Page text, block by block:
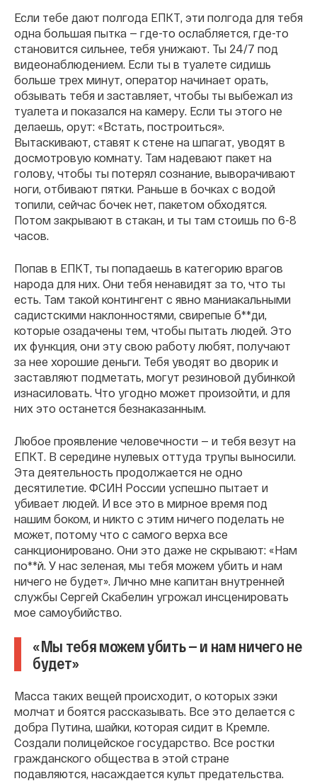
Если тебе дают полгода ЕПКТ, эти полгода для тебя
одна большая пытка — где-то ослабляется, где-то
становится сильнее, тебя унижают. Ты 24/7 под
видеонаблюдением. Если ты в туалете сидишь
больше трех минут, оператор начинает орать,
обзывать тебя и заставляет, чтобы ты выбежал из
туалета и показался на камеру. Если ты этого не
делаешь, орут: «Встать, построиться».
Вытаскивают, ставят к стене на шпагат, уводят в
досмотровую комнату. Там надевают пакет на
голову, чтобы ты потерял сознание, выворачивают
ноги, отбивают пятки. Раньше в бочках с водой
топили, сейчас бочек нет, пакетом обходятся.
Потом закрывают в стакан, и ты там стоишь по 6-8
часов.
Попав в ЕПКТ, ты попадаешь в категорию врагов
народа для них. Они тебя ненавидят за то, что ты
есть. Там такой контингент с явно маниакальными
садистскими наклонностями, свирепые б**ди,
которые озадачены тем, чтобы пытать людей. Это
их функция, они эту свою работу любят, получают
за нее хорошие деньги. Тебя уводят во дворик и
заставляют подметать, могут резиновой дубинкой
изнасиловать. Что угодно может произойти, и для
них это останется безнаказанным.
Любое проявление человечности — и тебя везут на
ЕПКТ. В середине нулевых оттуда трупы выносили.
Эта деятельность продолжается не одно
десятилетие. ФСИН России успешно пытает и
убивает людей. И все это в мирное время под
нашим боком, и никто с этим ничего поделать не
может, потому что с самого верха все
санкционировано. Они это даже не скрывают: «Нам
по**й. У нас зеленая, мы тебя можем убить и нам
ничего не будет». Лично мне капитан внутренней
службы Сергей Скабелин угрожал инсценировать
мое самоубийство.
«Мы тебя можем убить — и нам ничего не
будет»
Масса таких вещей происходит, о которых зэки
молчат и боятся рассказывать. Все это делается с
добра Путина, шайки, которая сидит в Кремле.
Создали полицейское государство. Все ростки
гражданского общества в этой стране
подавляются, насаждается культ предательства.